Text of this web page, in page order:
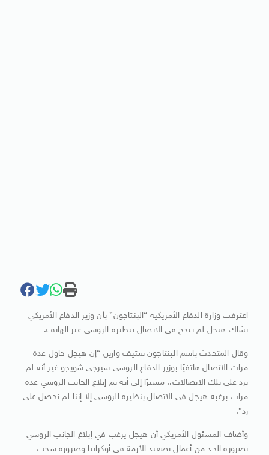
اعترفت وزارة الدفاع الأمريكية “البنتاجون” بأن وزير الدفاع الأمريكي
تشاك هيجل لم ينجح في الاتصال بنظيره الروسي عبر الهاتف.
وقال المتحدث باسم البنتاجون ستيف وارين “إن هيجل حاول عدة
مرات الاتصال هاتفيًا بوزير الدفاع الروسي سيرجي شويجو غير أنه لم
يرد على تلك الاتصالات.. مشيرًا إلى أنه تم إبلاغ الجانب الروسي عدة
مرات برغبة هيجل في الاتصال بنظيره الروسي إلا إننا لم نحصل على
رد”.
وأضاف المسئول الأمريكي أن هيجل يرغب في إبلاغ الجانب الروسي
بضرورة الحد من أعمال تصعيد الأزمة في أوكرانيا وضرورة سحب